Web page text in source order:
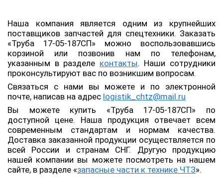
Наша компания является одним из крупнейших
поставщиков запчастей для спецтехники. Заказать
«Труба 17-05-187СП» можно воспользовавшись
корзиной или позвонив нам по телефонам,
указанным в разделе контакты. Наши сотрудники
проконсультируют вас по возникшим вопросам.
Связаться с нами вы можете и по электронной
почте, написав на адрес logistik_chtz@mail.ru
Вы можете купить «Труба 17-05-187СП» по
доступной цене. Наша продукция отвечает всем
современным стандартам и нормам качества.
Доставка заказанной продукции осуществляется по
всей России и странам СНГ. Другую продукцию
нашей компании вы можете посмотреть на нашем
сайте, в разделе «запасные части к технике ЧТЗ».